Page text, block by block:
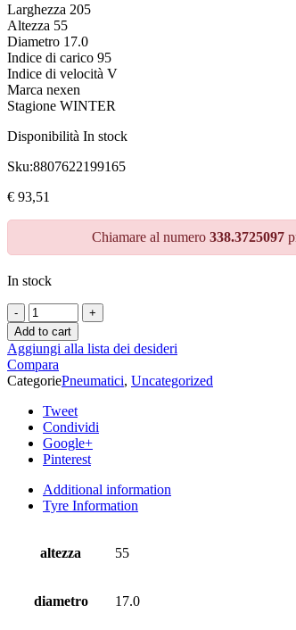
Larghezza 205
Altezza 55
Diametro 17.0
Indice di carico 95
Indice di velocità V
Marca nexen
Stagione WINTER
Disponibilità In stock
Sku:8807622199165
€ 93,51
Chiamare al numero 338.3725097
In stock
Add to cart
Aggiungi alla lista dei desideri
Compara
CategoriePneumatici, Uncategorized
Tweet
Condividi
Google+
Pinterest
Additional information
Tyre Information
altezza 55
diametro 17.0